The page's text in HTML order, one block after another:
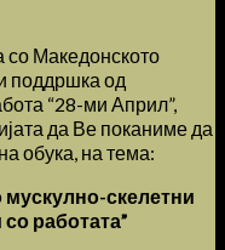
со Македонското
поддршка од
“28-ми Април”,
да Ве поканиме да
обука, на тема:
скелетни
работата”